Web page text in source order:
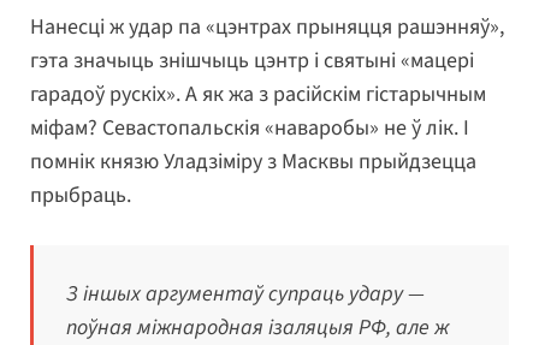
Нанесці ж удар па «цэнтрах прыняцця рашэнняў»,
гэта значыць знішчыць цэнтр і святыні «мацері
гарадоў рускіх». А як жа з расійскім гістарычным
міфам? Севастопальскія «наваробы» не ў лік. І
помнік князю Уладзіміру з Масквы прыйдзецца
прыбраць.
З іншых аргументаў супраць удару —
поўная міжнародная ізаляцыя РФ, але ж